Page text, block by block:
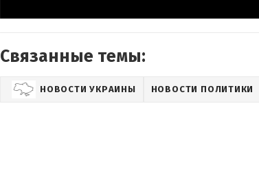
Связанные темы:
НОВОСТИ УКРАИНЫ НОВОСТИ ПОЛИТИКИ